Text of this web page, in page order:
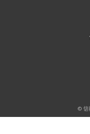
©信